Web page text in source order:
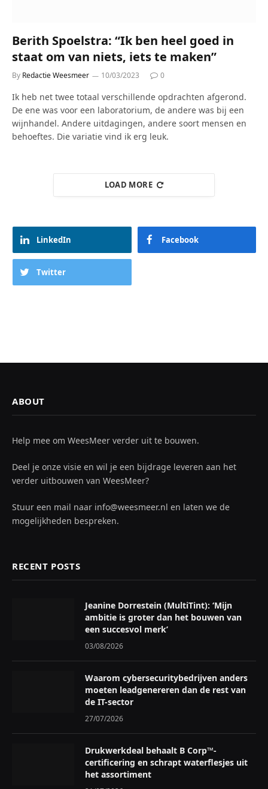
Berith Spoelstra: “Ik ben heel goed in
staat om van niets, iets te maken”
By Redactie Weesmeer 10/03/2023 0
Ik heb net twee totaal verschillende opdrachten afgerond.
De ene was voor een laboratorium, de andere was bij een
wijnhandel. Andere uitdagingen, andere soort mensen en
behoeftes. Die variatie vind ik erg leuk.
LOAD MORE
LinkedIn Facebook
Twitter
ABOUT
Help mee om WeesMeer verder uit te bouwen.
Deel je onze visie en wil je een bijdrage leveren aan het
verder uitbouwen van WeesMeer?
Stuur een mail naar info@weesmeer.nl en laten we de
mogelijkheden bespreken.
RECENT POSTS
Jeanine Dorrestein (MultiTint): ‘Mijn
ambitie is groter dan het bouwen van
een succesvol merk’
03/08/2026
Waarom cybersecuritybedrijven anders
moeten leadgenereren dan de rest van
de IT-sector
27/07/2026
Drukwerkdeal behaalt B Corp™-
certificering en schrapt waterflesjes uit
het assortiment